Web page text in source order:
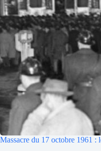
Massacre du 17 octobre 1961 :